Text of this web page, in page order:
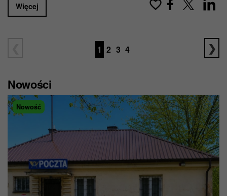
Więcej
1 2 3 4
Nowości
Nowość